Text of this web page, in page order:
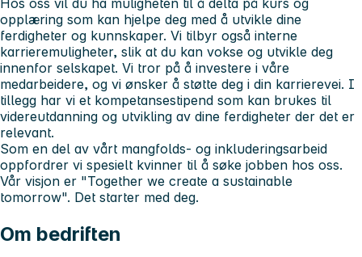
opplæring som kan hjelpe deg med å utvikle dine
ferdigheter og kunnskaper. Vi tilbyr også interne
karrieremuligheter, slik at du kan vokse og utvikle deg
innenfor selskapet. Vi tror på å investere i våre
medarbeidere, og vi ønsker å støtte deg i din karrierevei. I
tillegg har vi et kompetansestipend som kan brukes til
videreutdanning og utvikling av dine ferdigheter der det er
relevant.
Som en del av vårt mangfolds- og inkluderingsarbeid
oppfordrer vi spesielt kvinner til å søke jobben hos oss.
Vår visjon er "Together we create a sustainable
tomorrow". Det starter med deg.
Om bedriften